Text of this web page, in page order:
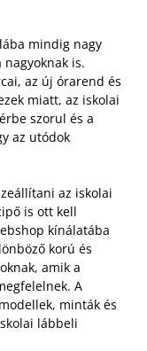
mindig nagy
is.
az új órarend és
miatt, az iskolai
szorul és a
az utódok
az iskolai
is ott kell
kínálatába
korú és
amik a
A
minták és
lábbeli